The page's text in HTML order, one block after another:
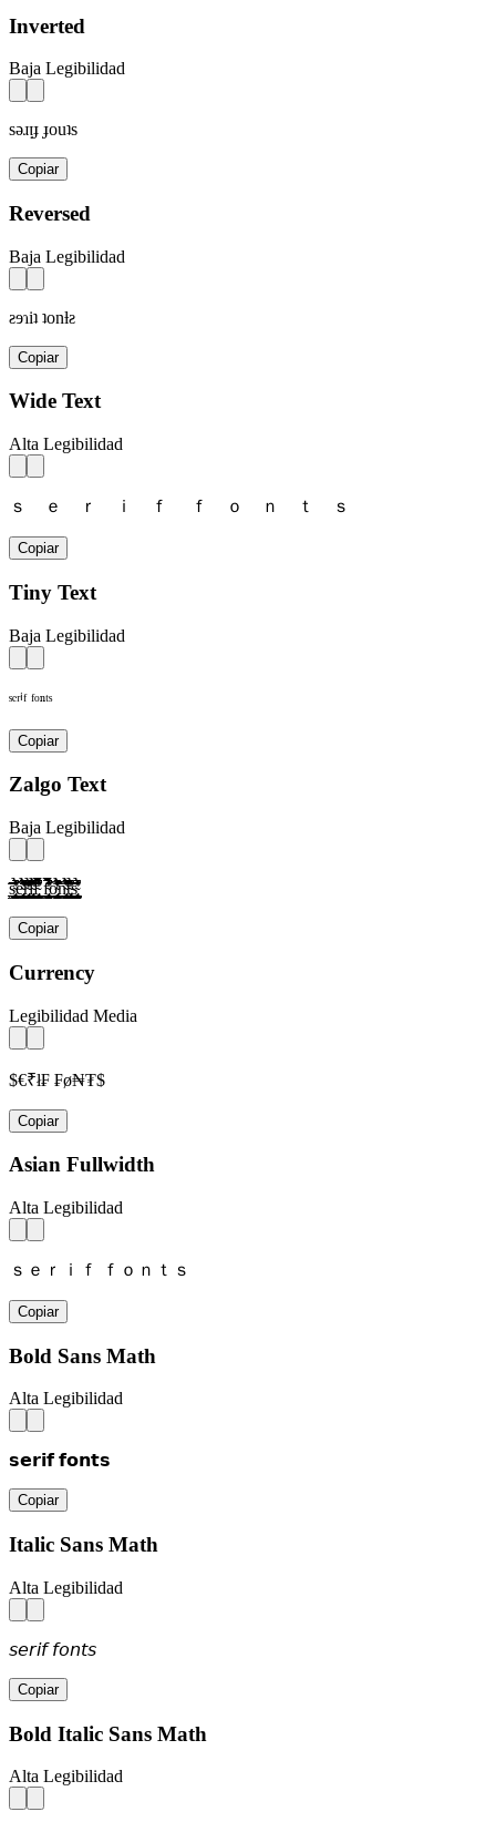
Inverted
Baja Legibilidad
sǝɹᴉɟ ɟouʇs
Copiar
Reversed
Baja Legibilidad
ƨɘɿiʇ ʇonƚƨ
Copiar
Wide Text
Alta Legibilidad
ｓ ｅ ｒ ｉ ｆ ｆ ｏ ｎ ｔ ｓ
Copiar
Tiny Text
Baja Legibilidad
ˢᵉʳⁱᶠ ᶠᵒⁿᵗˢ
Copiar
Zalgo Text
Baja Legibilidad
s̴̢̛͎̗̰̲̜̺̹̮̦̩̫̪̬̭̯̰̱̲̳̹̺̻̼͇͈͉͍͎̀́̂̃̄̅̆̇̈̉̊̋̌̍̎̏̐̑̒̓̔̕̚ͅè̴̢̛͎̗̰̲̜̺̹̮̦̩̫̪̬̭̯̰̱̲̳̹̺̻̼͇͈͉͍͎́̂̃̄̅̆̇̈̉̊̋̌̍̎̏̐̑̒̓̔̕̚ͅr̴̢̛͎̗̰̲̜̺̹̮̦̩̫̪̬̭̯̰̱̲̳̹̺̻̼͇͈͉͍͎̀́̂̃̄̅̆̇̈̉̊̋̌̍̎̏̐̑̒̓̔̕̚ͅì̴̢̛͎̗̰̲̜̺̹̮̦̩̫̪̬̭̯̰̱̲̳̹̺̻̼͇͈͉͍͎́̂̃̄̅̆̇̈̉̊̋̌̍̎̏̐̑̒̓̔̕̚ͅf̴̢̛͎̗̰̲̜̺̹̮̦̩̫̪̬̭̯̰̱̲̳̹̺̻̼͇͈͉͍͎̀́̂̃̄̅̆̇̈̉̊̋̌̍̎̏̐̑̒̓̔̕̚ͅ f̴̢̛͎̗̰̲̜̺̹̮̦̩̫̪̬̭̯̰̱̲̳̹̺̻̼͇͈͉͍͎̀́̂̃̄̅̆̇̈̉̊̋̌̍̎̏̐̑̒̓̔̕̚ͅờ̴̢͎̗̰̲̜̺̹̮̦̩̫̪̬̭̯̰̱̲̳̹̺̻̼͇͈͉͍͎́̂̃̄̅̆̇̈̉̊̋̌̍̎̏̐̑̒̓̔̕̚ͅǹ̴̢̛͎̗̰̲̜̺̹̮̦̩̫̪̬̭̯̰̱̲̳̹̺̻̼͇͈͉͍͎́̂̃̄̅̆̇̈̉̊̋̌̍̎̏̐̑̒̓̔̕̚ͅt̴̢̛͎̗̰̲̜̺̹̮̦̩̫̪̬̭̯̰̱̲̳̹̺̻̼͇͈͉͍͎̀́̂̃̄̅̆̇̈̉̊̋̌̍̎̏̐̑̒̓̔̕̚ͅs̴̢̛͎̗̰̲̜̺̹̮̦̩̫̪̬̭̯̰̱̲̳̹̺̻̼͇͈͉͍͎̀́̂̃̄̅̆̇̈̉̊̋̌̍̎̏̐̑̒̓̔̕̚ͅ
Copiar
Currency
Legibilidad Media
$€₹ł₣ ₣ø₦₮$
Copiar
Asian Fullwidth
Alta Legibilidad
ｓｅｒｉｆ ｆｏｎｔｓ
Copiar
Bold Sans Math
Alta Legibilidad
𝘀𝗲𝗿𝗶𝗳 𝗳𝗼𝗻𝘁𝘀
Copiar
Italic Sans Math
Alta Legibilidad
𝘴𝘦𝘳𝘪𝘧 𝘧𝘰𝘯𝘵𝘴
Copiar
Bold Italic Sans Math
Alta Legibilidad